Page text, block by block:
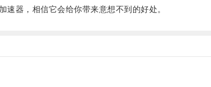
器，相信它会给你带来意想不到的好处。